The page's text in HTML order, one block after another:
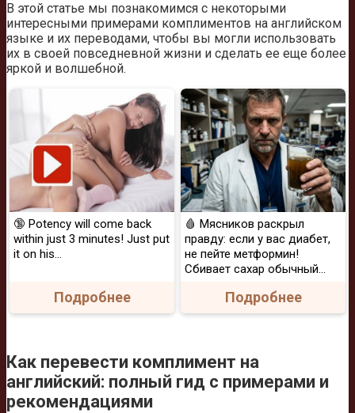
В этой статье мы познакомимся с некоторыми
интересными примерами комплиментов на английском
языке и их переводами, чтобы вы могли использовать
их в своей повседневной жизни и сделать ее еще более
яркой и волшебной.
🔞 Potency will come back
within just 3 minutes! Just put
it on his…
Подробнее
🩸 Мясников раскрыл
правду: если у вас диабет,
не пейте метформин!
Сбивает сахар обычный...
Подробнее
Как перевести комплимент на
английский: полный гид с примерами и
рекомендациями